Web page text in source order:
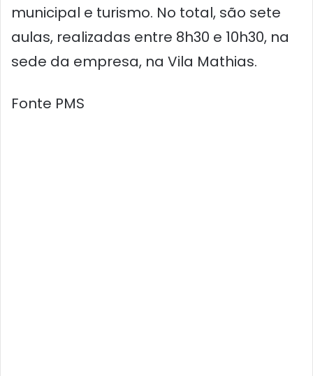
municipal e turismo. No total, são sete
aulas, realizadas entre 8h30 e 10h30, na
sede da empresa, na Vila Mathias.
Fonte PMS